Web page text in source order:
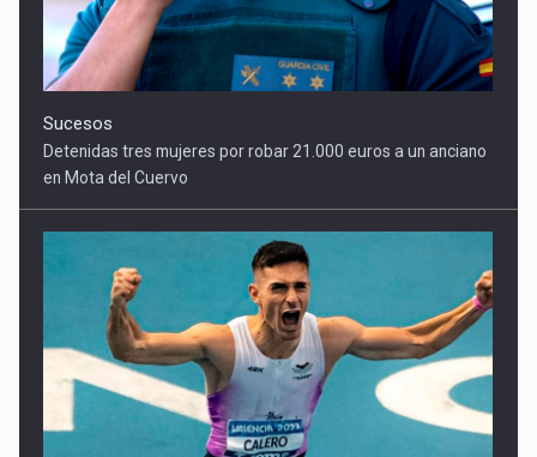
en Mota del Cuervo